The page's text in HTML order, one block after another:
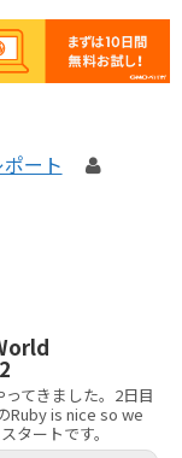
ート
てきました。2日目
Ruby is nice so we
タートです。